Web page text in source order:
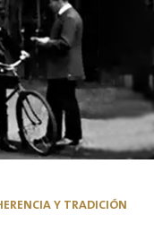
Y TRADICIÓN